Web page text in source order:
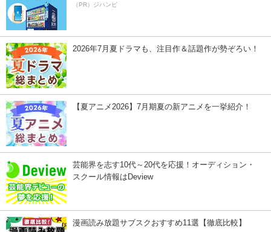
（PR）ジハンピ
2026年7月夏ドラマも、注目作＆話題作が勢ぞろい！
【夏アニメ2026】7月期夏の新アニメを一挙紹介！
芸能界を志す10代～20代を応援！オーディション・
スクール情報はDeview
漫画読み放題サブスクおすすめ11選【徹底比較】